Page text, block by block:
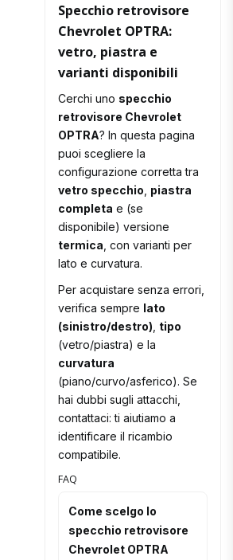
Specchio retrovisore
Chevrolet OPTRA:
vetro, piastra e
varianti disponibili
Cerchi uno specchio
retrovisore Chevrolet
OPTRA? In questa pagina
puoi scegliere la
configurazione corretta tra
vetro specchio piastra
completa e (se
disponibile) versione
termica , con varianti per
lato e curvatura.
Per acquistare senza errori,
verifica sempre lato
(sinistro/destro) tipo
(vetro/piastra) e la
curvatura
(piano/curvo/asferico). Se
hai dubbi sugli attacchi,
contattaci: ti aiutiamo a
identificare il ricambio
compatibile.
FAQ
Come scelgo lo
specchio retrovisore
Chevrolet OPTRA